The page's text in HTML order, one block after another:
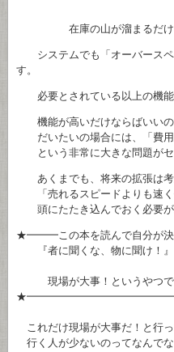
在庫の山が溜まるだけ
システムでも「オーバースペ
す。
必要とされている以上の機能
機能が高いだけならばいい
だいたいの場合には、「費用
という非常に大きな問題がセ
あくまでも、将来の拡張は考
「売れるスピードよりも速く
頭にたたき込んでおく必要が
★━━━この本を読んで自分
『者に聞くな、物に聞け！』
現場が大事！というやつで
これだけ現場が大事だ！と行
行く人が少ないのってなんで